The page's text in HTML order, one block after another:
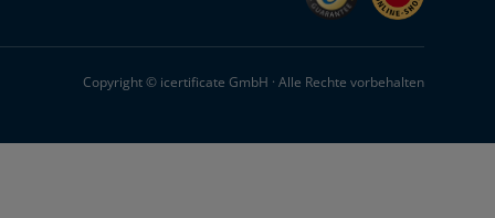
Copyright © icertificate GmbH · Alle Rechte vorbehalten